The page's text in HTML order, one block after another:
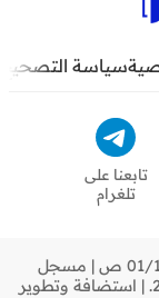
سياسة التصحيح
تابعنا على
تلغرام
أنا الخبر © 2026 | الإيداع القانوني الوطني : 01/19 ص | مسجل
كشركة محدودة المسؤولية (SARL) برقم 22067. | استضافة وتطوير